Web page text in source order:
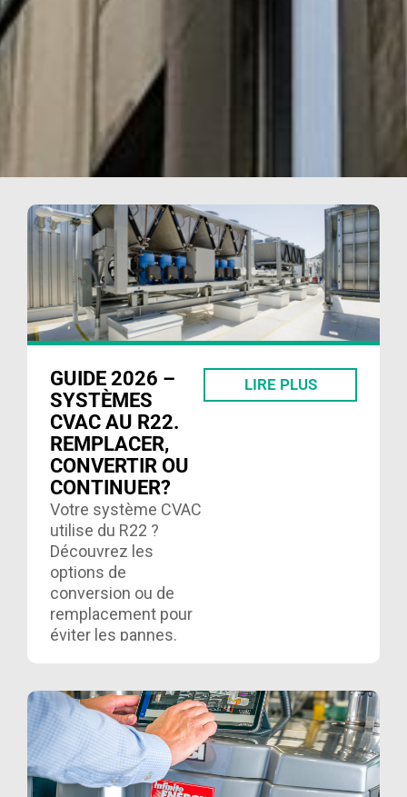
GUIDE 2026 –
SYSTÈMES
CVAC AU R22.
REMPLACER,
CONVERTIR OU
CONTINUER?
Votre système CVAC
utilise du R22 ?
Découvrez les
options de
conversion ou de
remplacement pour
éviter les pannes.
audit….
LIRE PLUS